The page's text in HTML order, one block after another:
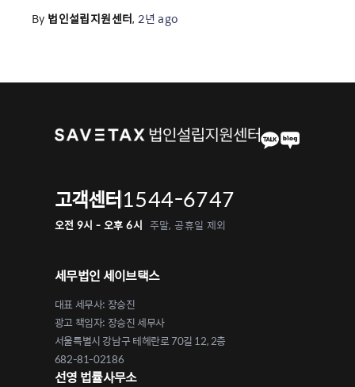
By 법인설립지원센터,2년 ago
고객센터1544-6747
오전 9시 - 오후 6시 주말, 공휴일 제외
세무법인 세이브택스
대표 세무사: 장승진
광고 책임자: 장승진 세무사
서울특별시 강남구 테헤란로 70길 12, 2층
682-81-02186
선영 법률사무소